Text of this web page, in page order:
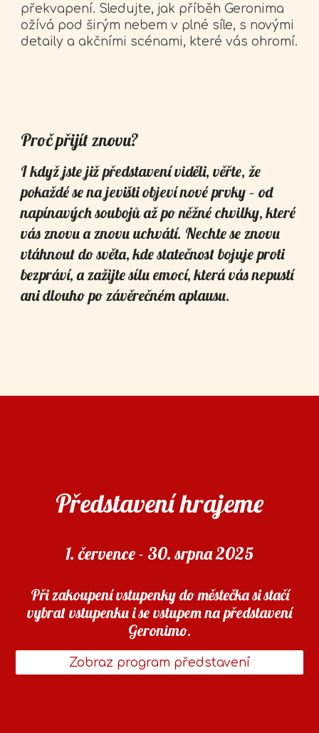
překvapení. Sledujte, jak příběh Geronima
ožívá pod širým nebem v plné síle, s novými
detaily a akčními scénami, které vás ohromí.
Proč přijít znovu?
I když jste již představení viděli, věřte, že
pokaždé se na jevišti objeví nové prvky – od
napínavých soubojů až po něžné chvilky, které
vás znovu a znovu uchvátí. Nechte se znovu
vtáhnout do světa, kde statečnost bojuje proti
bezpráví, a zažijte sílu emocí, která vás nepustí
ani dlouho po závěrečném aplausu.
Představení hrajeme
1. července - 30. srpna 2025
Při zakoupení vstupenky do městečka si stačí
vybrat vstupenku i se vstupem na představení
Geronimo.
Zobraz program představení